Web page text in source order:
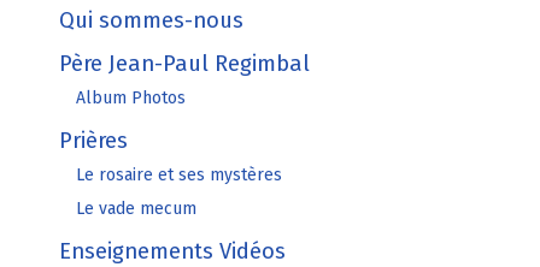
Qui sommes-nous
Père Jean-Paul Regimbal
Album Photos
Prières
Le rosaire et ses mystères
Le vade mecum
Enseignements Vidéos